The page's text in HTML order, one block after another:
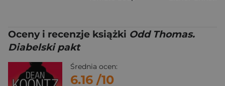
Oceny i recenzje książki Odd Thomas.
Diabelski pakt
Średnia ocen:
6.16 /10